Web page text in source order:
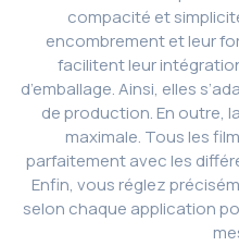
compacité et
encombrement et leur
facilitent leur
d’emballage. Ainsi, elles
de production. En outre,
maximale. Tous les
parfaitement avec les
Enfin, vous réglez
selon chaque application